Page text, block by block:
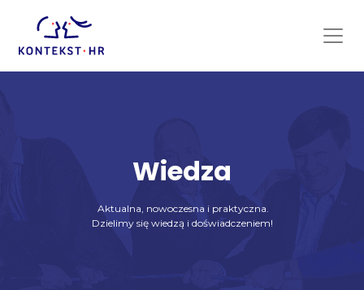
content
Wiedza
Aktualna, nowoczesna i praktyczna.
Dzielimy się wiedzą i doświadczeniem!